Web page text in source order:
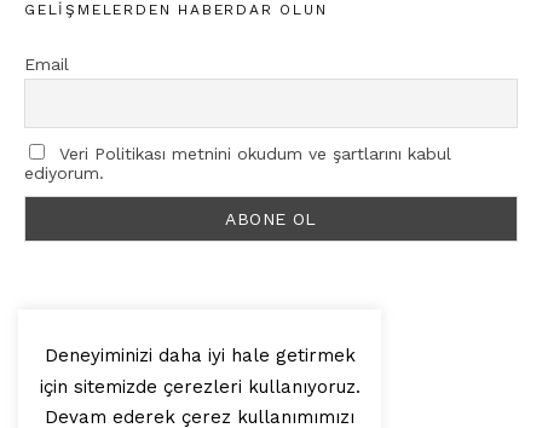
GELIŞMELERDEN HABERDAR OLUN
Email
Veri Politikası metnini okudum ve şartlarını kabul
ediyorum.
© 2025, Artilop
Deneyiminizi daha iyi hale getirmek
için sitemizde çerezleri kullanıyoruz.
Devam ederek çerez kullanımımızı